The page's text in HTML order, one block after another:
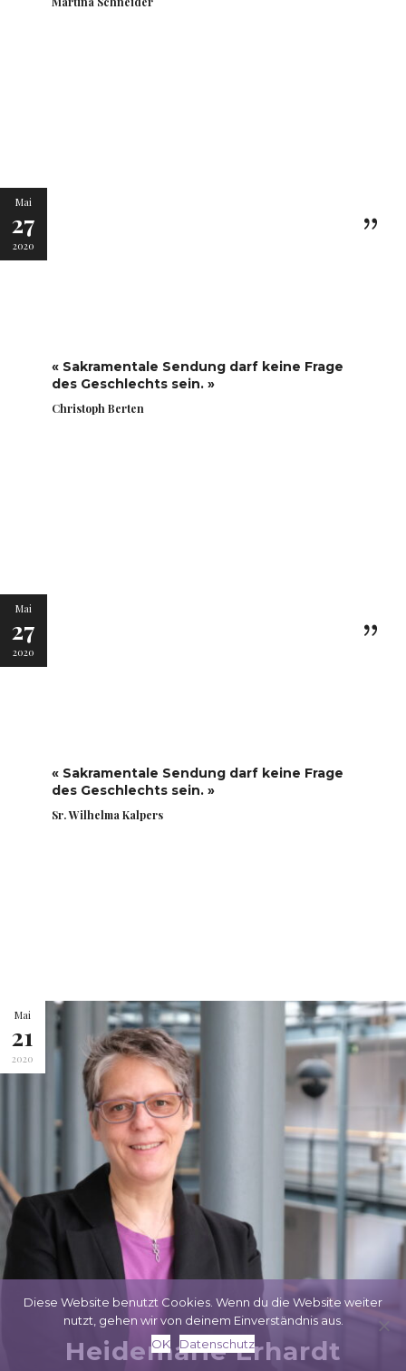
Mai
27
2020
« Sakramentale Sendung darf keine Frage
des Geschlechts sein. »
Christoph Berten
Mai
27
2020
« Sakramentale Sendung darf keine Frage
des Geschlechts sein. »
Sr. Wilhelma Kalpers
Mai
21
2020
Heidemarie Erhardt
Diese Website benutzt Cookies. Wenn du die Website weiter
nutzt, gehen wir von deinem Einverständnis aus.
OK
Datenschutz